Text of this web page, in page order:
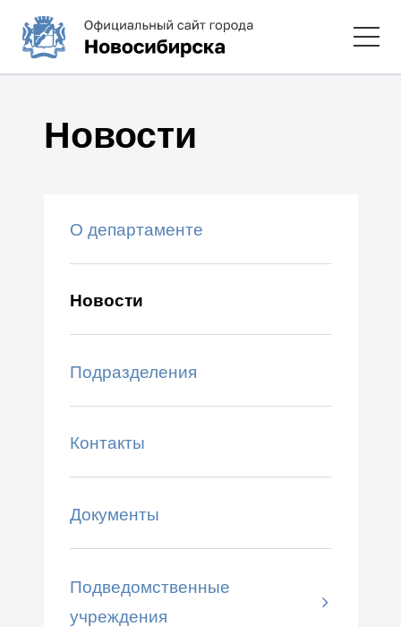
Новости
О департаменте
Новости
Подразделения
Контакты
Документы
Подведомственные
учреждения